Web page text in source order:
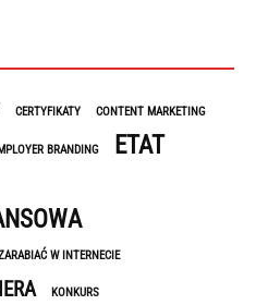
CERTYFIKATY CONTENT MARKETING
BRANDING ETAT
W INTERNECIE
KONKURS